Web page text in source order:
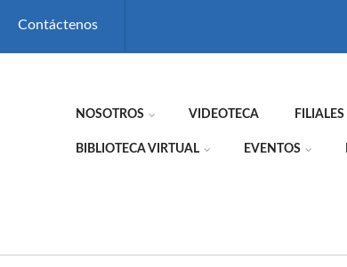
Contáctenos
NOSOTROS VIDEOTECA FILIALES
BIBLIOTECA VIRTUAL EVENTOS